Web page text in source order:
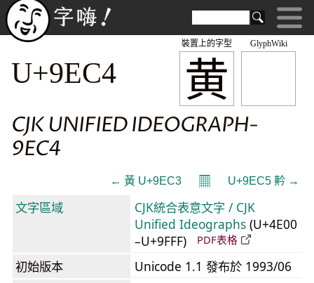
GlyphWiki
黄
裝置上的字型
U+9EC4
CJK UNIFIED IDEOGRAPH-
9EC4
← 黃 U+9EC3 𝄜 U+9EC5 黅 →
文字區域
CJK統合表意文字 / CJK
Unified Ideographs (U+4E00
–U+9FFF)
PDF表格
初始版本
Unicode 1.1 發布於 1993/06